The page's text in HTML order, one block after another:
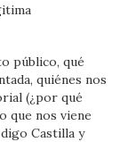
público, qué
quiénes nos
(¿por qué
que nos viene
Castilla y